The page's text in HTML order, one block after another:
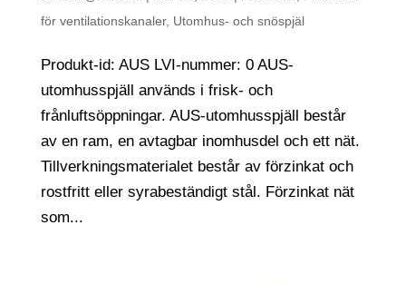
för ventilationskanaler, Utomhus- och snöspjäl
Produkt-id: AUS LVI-nummer: 0 AUS-
utomhusspjäll används i frisk- och
frånluftsöppningar. AUS-utomhusspjäll består
av en ram, en avtagbar inomhusdel och ett nät.
Tillverkningsmaterialet består av förzinkat och
rostfritt eller syrabeständigt stål. Förzinkat nät
som...